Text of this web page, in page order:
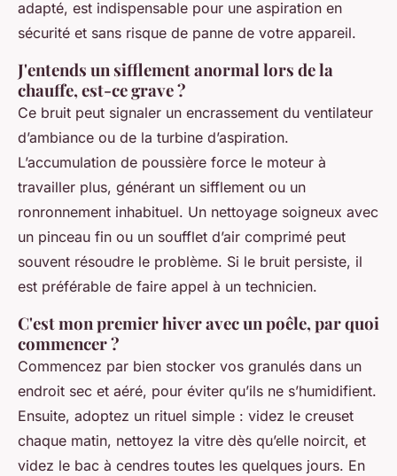
adapté, est indispensable pour une aspiration en
sécurité et sans risque de panne de votre appareil.
J'entends un sifflement anormal lors de la
chauffe, est-ce grave ?
Ce bruit peut signaler un encrassement du ventilateur
d’ambiance ou de la turbine d’aspiration.
L’accumulation de poussière force le moteur à
travailler plus, générant un sifflement ou un
ronronnement inhabituel. Un nettoyage soigneux avec
un pinceau fin ou un soufflet d’air comprimé peut
souvent résoudre le problème. Si le bruit persiste, il
est préférable de faire appel à un technicien.
C'est mon premier hiver avec un poêle, par quoi
commencer ?
Commencez par bien stocker vos granulés dans un
endroit sec et aéré, pour éviter qu’ils ne s’humidifient.
Ensuite, adoptez un rituel simple : videz le creuset
chaque matin, nettoyez la vitre dès qu’elle noircit, et
videz le bac à cendres toutes les quelques jours. En